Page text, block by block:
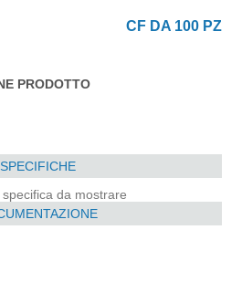
CF DA 100 PZ
PRODOTTO
SPECIFICHE
specifica da mostrare